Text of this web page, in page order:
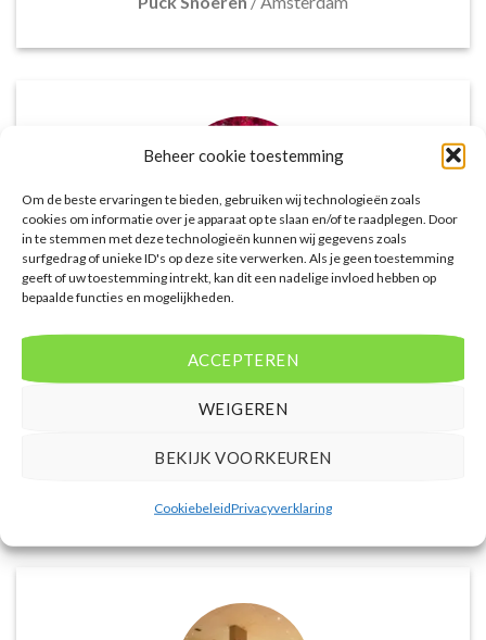
Beheer cookie toestemming
Om de beste ervaringen te bieden, gebruiken wij technologieën zoals
cookies om informatie over je apparaat op te slaan en/of te raadplegen. Door
in te stemmen met deze technologieën kunnen wij gegevens zoals
surfgedrag of unieke ID's op deze site verwerken. Als je geen toestemming
geeft of uw toestemming intrekt, kan dit een nadelige invloed hebben op
bepaalde functies en mogelijkheden.
ACCEPTEREN
WEIGEREN
BEKIJK VOORKEUREN
CookiebeleidPrivacyverklaring
Het aanbod van accommodaties op
luxe resorts tot budgetvriendelijke hotels, de site
zoekfilters maakten het eenvoudig om